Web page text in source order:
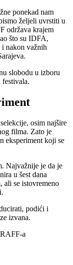
ponekad nam
željeli uvrstiti u
održava krajem
što su IDFA,
nakon važnih
slobodu u izboru
osim najšire
filma. Zato je
eksperiment koji se
Najvažnije je da je
u šest dana
ali se istovremeno
podići i
izvana.
a